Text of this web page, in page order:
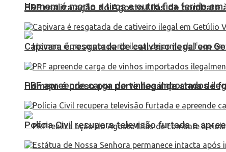
Homem é morto a tiros e outro fica ferido em
Homem é preso por porte ilegal de arma de
PRF realiza ação do Agosto Lilás de combate
Capivara é resgatada de cativeiro ilegal em
PRF apreende carga de vinhos importados
Polícia Civil recupera televisão furtada e